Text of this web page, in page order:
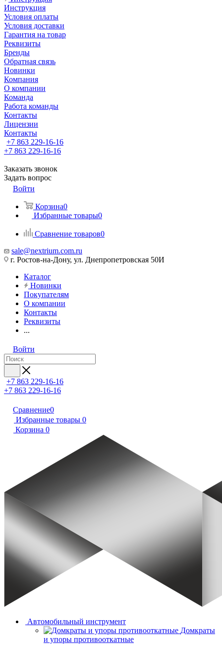
Инструкция
Условия оплаты
Условия доставки
Гарантия на товар
Реквизиты
Бренды
Обратная связь
Новинки
Компания
О компании
Команда
Работа команды
Контакты
Лицензии
Контакты
+7 863 229-16-16
+7 863 229-16-16
Заказать звонок
Задать вопрос
Войти
Корзина0
Избранные товары0
Сравнение товаров0
sale@nextrium.com.ru
г. Ростов-на-Дону, ул. Днепропетровская 50И
Каталог
Новинки
Покупателям
О компании
Контакты
Реквизиты
...
Войти
+7 863 229-16-16
+7 863 229-16-16
Сравнение0
Избранные товары 0
Корзина 0
Автомобильный инструмент
Домкраты
и упоры противооткатные